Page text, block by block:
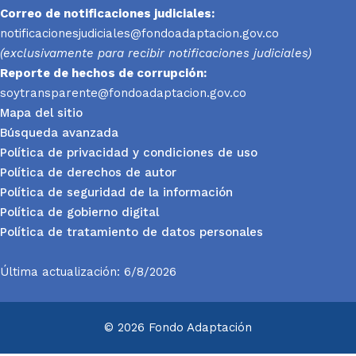
Correo de notificaciones judiciales:
notificacionesjudiciales@fondoadaptacion.gov.co
(exclusivamente para recibir notificaciones judiciales)
Reporte de hechos de corrupción:
soytransparente@fondoadaptacion.gov.co
Mapa del sitio
Búsqueda avanzada
Política de privacidad y condiciones de uso
Política de derechos de autor
Política de seguridad de la información
Política de gobierno digital
Política de tratamiento de datos personales
Última actualización: 6/8/2026
© 2026 Fondo Adaptación